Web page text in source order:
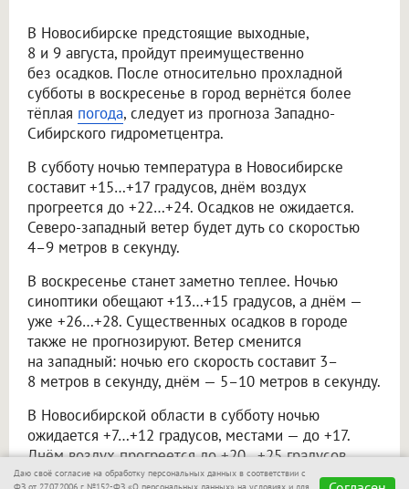
В Новосибирске предстоящие выходные,
8 и 9 августа, пройдут преимущественно
без осадков. После относительно прохладной
субботы в воскресенье в город вернётся более
тёплая погода, следует из прогноза Западно-
Сибирского гидрометцентра.
В субботу ночью температура в Новосибирске
составит +15…+17 градусов, днём воздух
прогреется до +22…+24. Осадков не ожидается.
Северо-западный ветер будет дуть со скоростью
4–9 метров в секунду.
В воскресенье станет заметно теплее. Ночью
синоптики обещают +13…+15 градусов, а днём —
уже +26…+28. Существенных осадков в городе
также не прогнозируют. Ветер сменится
на западный: ночью его скорость составит 3–
8 метров в секунду, днём — 5–10 метров в секунду.
В Новосибирской области в субботу ночью
ожидается +7…+12 градусов, местами — до +17.
Днём воздух прогреется до +20…+25 градусов.
Преимущественно будет без осадков, однако
Даю своё согласие на обработку персональных данных в соответствии с